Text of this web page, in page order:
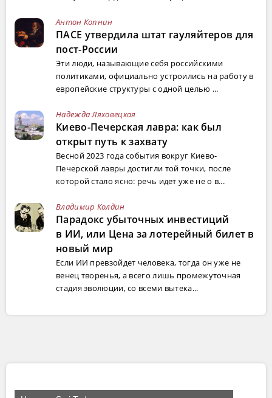
Антон Копнин
ПАСЕ утвердила штат гауляйтеров для
пост-России
Эти люди, называющие себя российскими
политиками, официально устроились на работу в
европейские структуры с одной целью ...
Надежда Ляховецкая
Киево-Печерская лавра: как был
открыт путь к захвату
Весной 2023 года события вокруг Киево-
Печерской лавры достигли той точки, после
которой стало ясно: речь идет уже не о в...
Владимир Колдин
Парадокс убыточных инвестиций
в ИИ, или Цена за лотерейный билет в
новый мир
Если ИИ превзойдет человека, тогда он уже не
венец творенья, а всего лишь промежуточная
стадия эволюции, со всеми вытека...